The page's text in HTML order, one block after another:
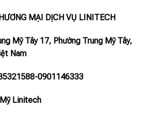
MẠI DỊCH VỤ LINITECH
Mỹ Tây 17, Phường Trung Mỹ Tây,
Nam
0901146333
Linitech